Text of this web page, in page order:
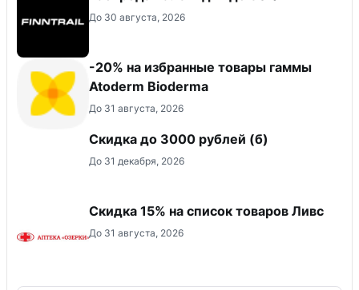
До 30 августа, 2026
-20% на избранные товары гаммы
Atoderm Bioderma
До 31 августа, 2026
Скидка до 3000 рублей (б)
До 31 декабря, 2026
Скидка 15% на список товаров Ливс
До 31 августа, 2026